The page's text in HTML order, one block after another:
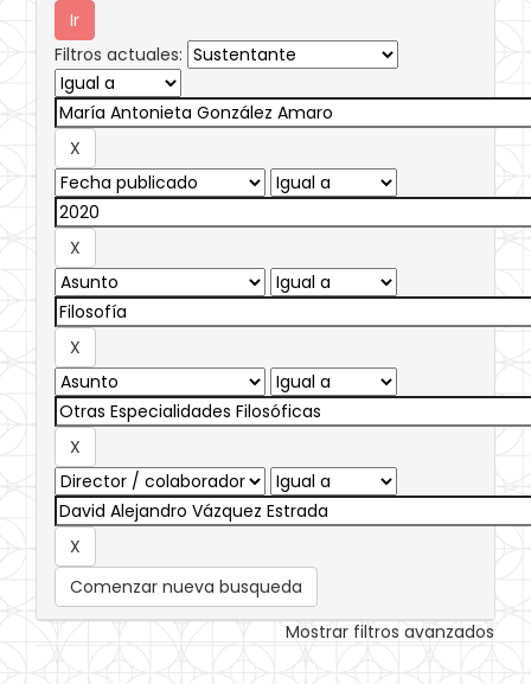
Filtros actuales:
Comenzar nueva busqueda
Mostrar filtros avanzados